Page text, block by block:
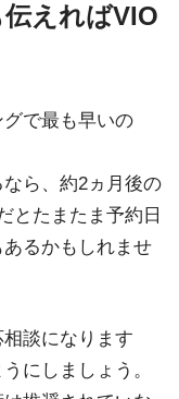
えればVIO
で最も早いの
ら、約2ヵ月後の
とたまたま予約日
るかもしれませ
談になります
にしましょう。